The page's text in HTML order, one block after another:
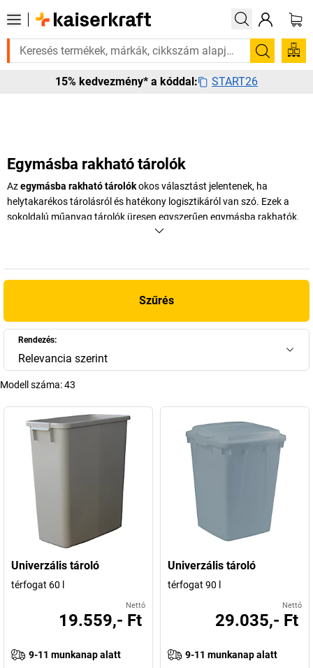
Válogatott bestseller termékeinket 3–4 munkanapon belül
Keresés
15% kedvezmény* a kóddal: START26
Egymásba rakható tárolók
Azegymásba rakható tárolókokos választást jelentenek, ha
helytakarékos tárolásról és hatékony logisztikáról van szó. Ezek a
sokoldalú műanyag tárolók üresen egyszerűen egymásba rakhatók,
így jelentősen csökkenthető a szállítási és tárolási helyigény – ami
praktikus – számos modell, például az egymásba és egymásra
rakható tárolók – tájolástól függően egymásra vagy egymásba is
élelmiszeriparról – a funkcionalitás, a strapabíró anyagok és a
könnyű kezelhetőség mind
Kínálatunkban műanyag rakásolható tárolók, Euro-szabvány szerinti
ládák és Euro-szabvány szerinti rakásolható tárolók széles
választékát találja, amelyek rugalmasan az Ön igényeihez
Több megjelenítése
Szűrés
Rendezés:
Relevancia szerint
Modell száma:43
Univerzális tároló
térfogat 60 l
Nettó
19.559,- Ft
9-11 munkanap alatt
Univerzális tároló
térfogat 90 l
Nettó
29.035,- Ft
9-11 munkanap alatt